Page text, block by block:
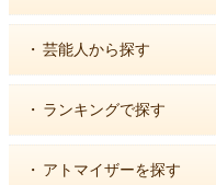
・ 芸能人から探す
・ ランキングで探す
・ アトマイザーを探す